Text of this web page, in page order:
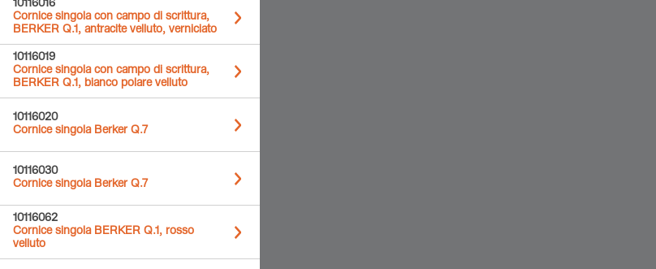
10116016
Cornice singola con campo di scrittura,
BERKER Q.1, antracite velluto, verniciato
10116019
Cornice singola con campo di scrittura,
BERKER Q.1, bianco polare velluto
10116020
Cornice singola Berker Q.7
10116030
Cornice singola Berker Q.7
10116062
Cornice singola BERKER Q.1, rosso
velluto